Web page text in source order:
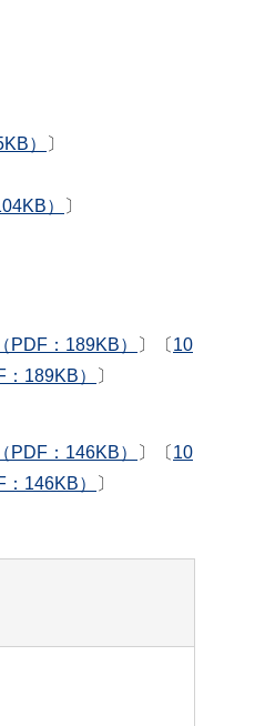
）
〕
）
〕
PDF：189KB） 〕〔 10
189KB） 〕
PDF：146KB） 〕〔 10
146KB） 〕